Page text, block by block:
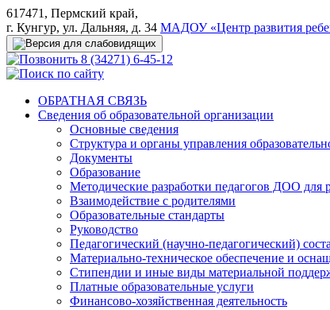
617471, Пермский край,
г. Кунгур, ул. Дальняя, д. 34 МАДОУ «Центр развития
8 (34271) 6-45-12
ОБРАТНАЯ СВЯЗЬ
Сведения об образовательной организации
Основные сведения
Структура и органы управления
Документы
Образование
Методические разработки педагогов ДОО для
Взаимодействие с родителями
Образовательные стандарты
Руководство
Педагогический (научно-педагогический)
Материально-техническое обеспечение и
Стипендии и иные виды материальной
Платные образовательные услуги
Финансово-хозяйственная деятельность